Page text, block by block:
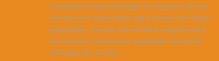
cremallera para proteger la mayoría de los
accesorios esenciales para armas de fuego
pequeñas. Correa de hombro ergonómica
acolchada totalmente ajustable. Garantía
limitada de un año.